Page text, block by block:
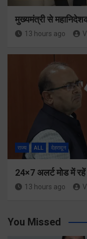
मुख्यमंत्री से
13 hours ago
राज्य ALL देहरादून
24×7 अलर्ट मोड में
13 hours ago
You Missed